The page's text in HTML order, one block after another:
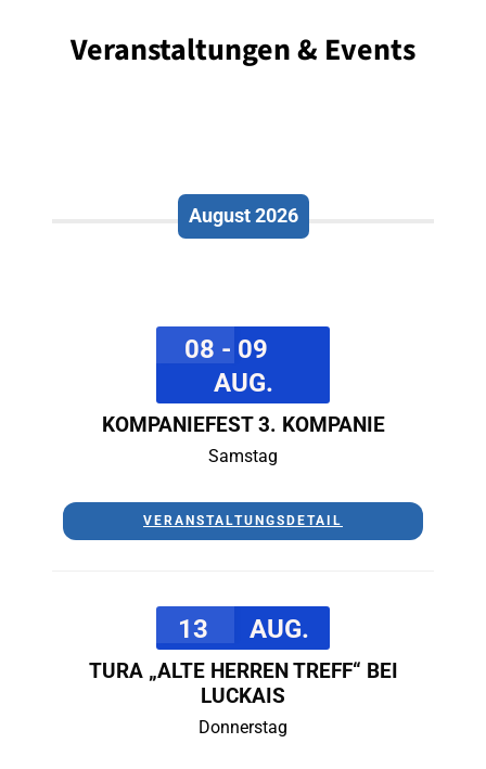
Veranstaltungen & Events
August 2026
08 - 09
AUG.
KOMPANIEFEST 3. KOMPANIE
Samstag
VERANSTALTUNGSDETAIL
13 AUG.
TURA „ALTE HERREN TREFF“ BEI
LUCKAIS
Donnerstag